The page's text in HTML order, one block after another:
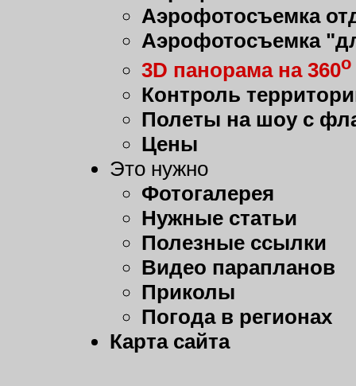
Аэрофотосъемка
Аэрофотосъемка
3D панорама на 360о
Контроль
Полеты на шоу с
Цены
Это нужно
Фотогалерея
Нужные статьи
Полезные ссылки
Видео парапланов
Приколы
Погода в регионах
Карта сайта